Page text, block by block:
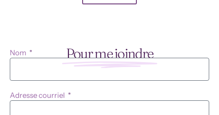
Pour me joindre
Nom
Adresse courriel